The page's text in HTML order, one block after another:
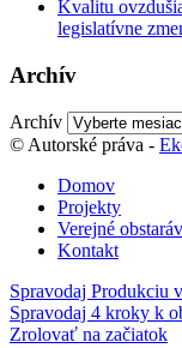
Kvalitu
legislatívne
Archív
Archív
© Autorské práva -
Domov
Projekty
Verejné
Kontakt
Spravodaj Produkciu
Spravodaj 4 kroky k
Zrolovať na začiatok